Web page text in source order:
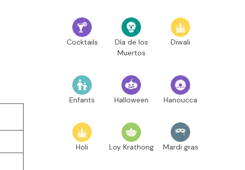
Cocktails
Día de los
Muertos
Diwali
Enfants Halloween Hanoucca
Holi Loy Krathong Mardi gras